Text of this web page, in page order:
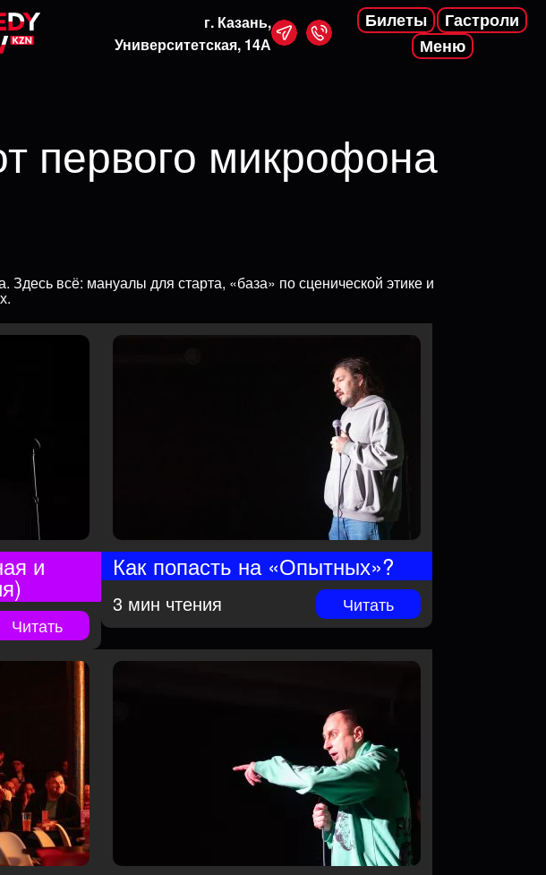
г. Казань,
Университетская, 14А
Билеты
Гастроли
Меню
первого микрофона
всё: мануалы для старта, «база» по сценической этике и
и
Читать
Как попасть на «Опытных»?
3 мин чтения Читать